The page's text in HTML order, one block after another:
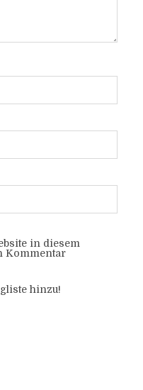
in diesem
Kommentar
hinzu!